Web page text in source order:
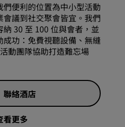
便利的位置為中小型活動
議到社交聚會皆宜。我們
30 至 100 位與會者，並
功：免費視聽設備、無縫
動團隊協助打造難忘場
聯絡酒店
看更多